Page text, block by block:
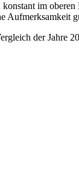
im
Aufmerksamkeit
der Jahre